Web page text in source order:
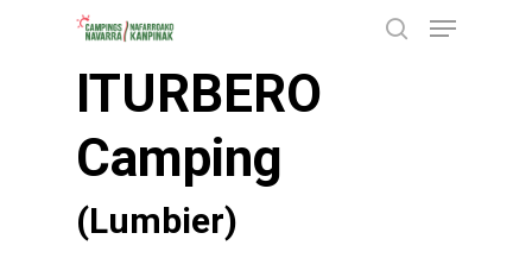
Menu
ITURBERO
Camping
(Lumbier)